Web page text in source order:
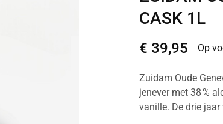
CASK 1L
€ 39,95 Op
Zuidam Oude
jenever met 38 %
vanille. De drie